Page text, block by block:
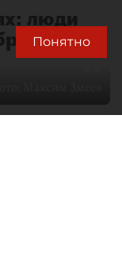
люди
Понятно